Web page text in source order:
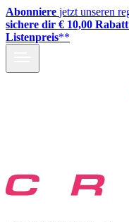
Abonniere jetzt unseren
sichere dir € 10,00
Listenpreis**